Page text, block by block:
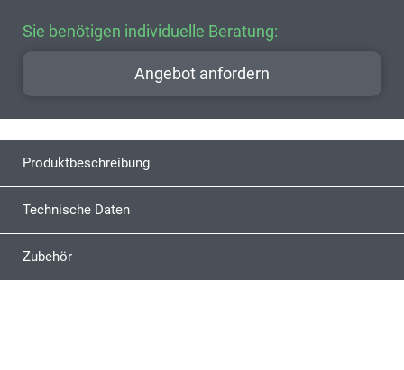
Sie benötigen individuelle Beratung:
Angebot anfordern
Produktbeschreibung
Technische Daten
Zubehör